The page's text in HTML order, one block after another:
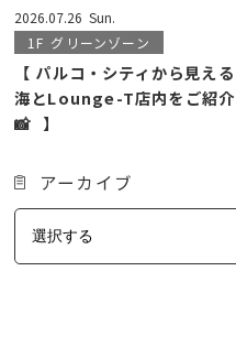
2026.07.26 Sun.
1F グリーンゾーン
【 パルコ・シティから見える
海とLounge-T店内をご紹介
📸⠀】
アーカイブ